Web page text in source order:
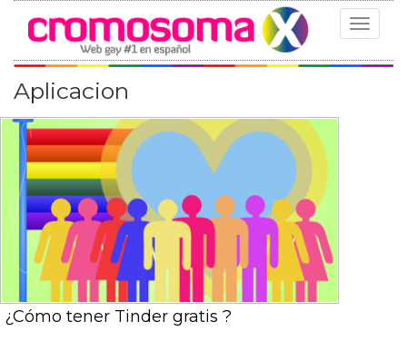
Toggle
Aplicacion
¿Cómo tener Tinder gratis ?